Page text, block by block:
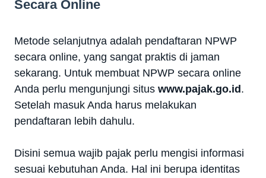
Secara Online
Metode selanjutnya adalah pendaftaran NPWP
secara online, yang sangat praktis di jaman
sekarang. Untuk membuat NPWP secara online
Anda perlu mengunjungi situs www.pajak.go.id.
Setelah masuk Anda harus melakukan
pendaftaran lebih dahulu.
Disini semua wajib pajak perlu mengisi informasi
sesuai kebutuhan Anda. Hal ini berupa identitas